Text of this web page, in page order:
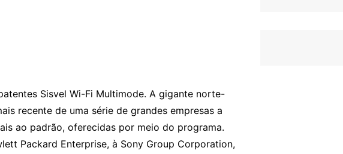
Sisvel Wi-Fi Multimode. A gigante norte-
recente de uma série de grandes empresas a
ao padrão, oferecidas por meio do programa.
Packard Enterprise, à Sony Group Corporation,